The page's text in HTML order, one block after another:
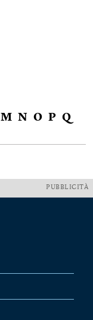
M N O P Q
PUBBLICITÀ